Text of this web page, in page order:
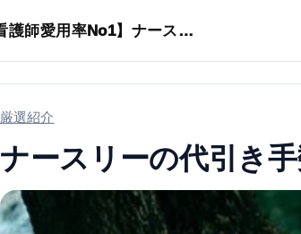
【看護師愛用率No1】ナースリーで人気の商品はコレ
厳選紹介
ナースリーの代引き